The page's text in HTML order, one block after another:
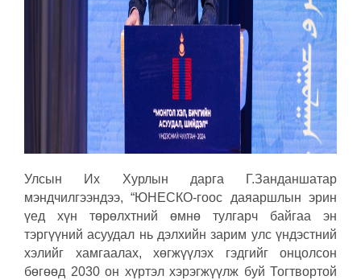
Улсын Их Хурлын дарга Г.Занданшатар
мэндчилгээндээ, “​ЮНЕСКО-гоос даяаршлын эрин
үед хүн төрөлхтний өмнө тулгарч байгаа эн
тэргүүний асуудал нь дэлхийн зарим улс үндэстний
хэлийг хамгаалах, хөгжүүлэх гэдгийг онцолсон
бөгөөд 2030 он хүртэл хэрэгжүүлж буй Тогтвортой